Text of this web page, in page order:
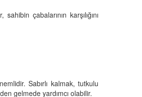
çabalarının karşılığını
Sabırlı kalmak, tutkulu
gelmede yardımcı olabilir.